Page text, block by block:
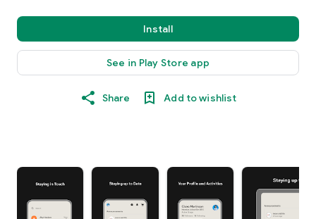
Install
See in Play Store app
Share Add to wishlist